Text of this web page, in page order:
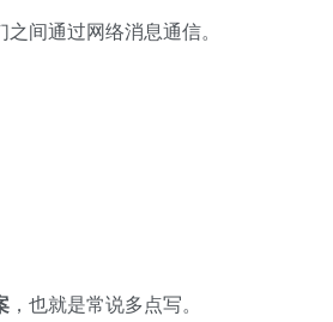
间通过网络消息通信。
，也就是常说多点写。